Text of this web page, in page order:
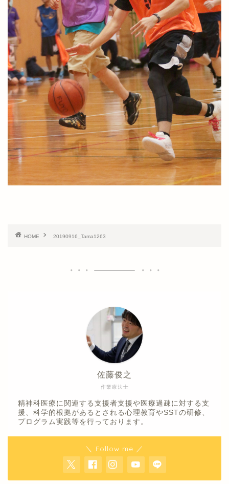
HOME 20190916_Tama1263
作業療法士
佐藤俊之
精神科医療に関連する支援者支援や医療過疎に対する支
援、科学的根拠があるとされる心理教育やSSTの研修、
プログラム実践等を行っております。
＼ Follow me ／